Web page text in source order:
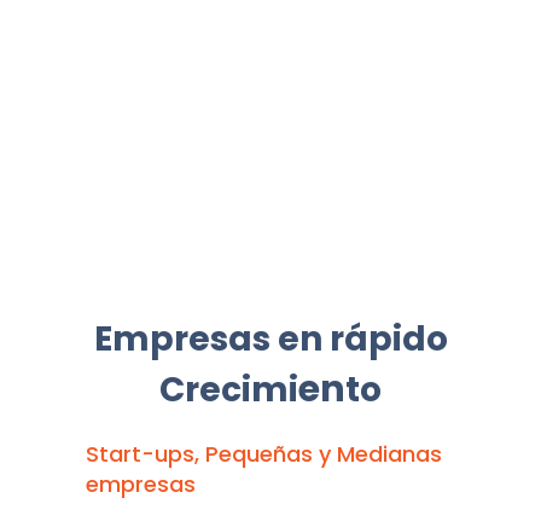
Empresas en rápido
Crecimiento
Start-ups, Pequeñas y Medianas
empresas